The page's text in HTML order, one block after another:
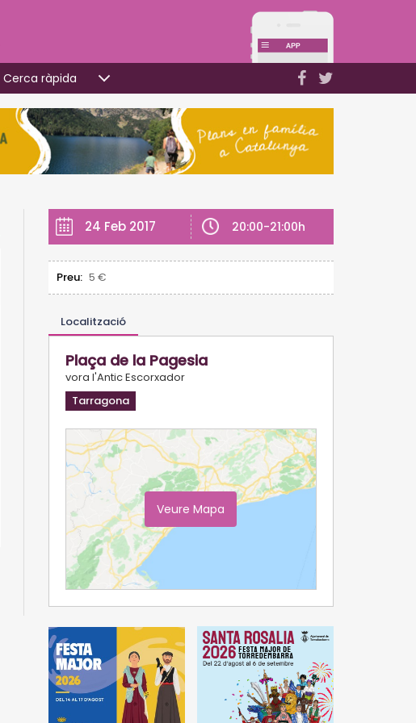
Cerca ràpida
24 Feb 2017 20:00-21:00h
Preu: 5 €
Localització
Plaça de la Pagesia
vora l'Antic Escorxador
Tarragona
Veure Mapa